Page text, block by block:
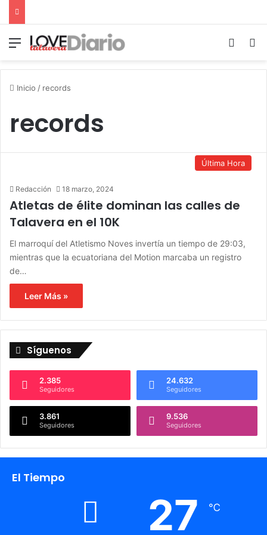
Menú
Inicio / records
records
Última Hora
Redacción 18 marzo, 2024
Atletas de élite dominan las calles de
Talavera en el 10K
El marroquí del Atletismo Noves invertía un tiempo de 29:03,
mientras que la ecuatoriana del Motion marcaba un registro
de…
Leer Más »
Síguenos
2.385
Seguidores
24.632
Seguidores
3.861
Seguidores
9.536
Seguidores
El Tiempo
27 ℃